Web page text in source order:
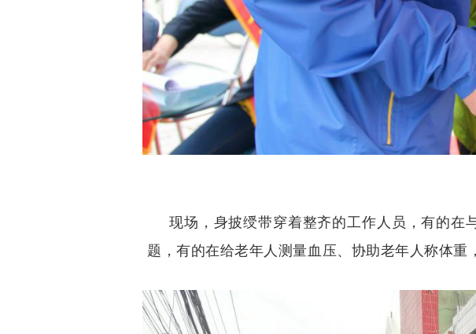
现场，身披绶带穿着整齐的工作人员，有的在
题，有的在给老年人测量血压、协助老年人称体重